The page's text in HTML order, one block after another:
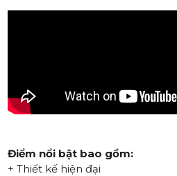
Điểm nổi bật bao gồm:
+ Thiết kế hiện đại